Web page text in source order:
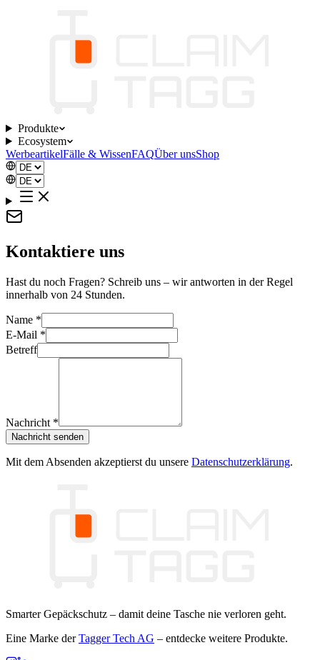
Produkte
Ecosystem
WerbeartikelFälle & WissenFAQÜber unsShop
Kontaktiere uns
Hast du noch Fragen? Schreib uns – wir antworten in der Regel
innerhalb von 24 Stunden.
Name *
E-Mail *
Betreff
Nachricht *
Nachricht senden
Mit dem Absenden akzeptierst du unsere Datenschutzerklärung.
Smarter Gepäckschutz – damit deine Tasche nie verloren geht.
Eine Marke derTagger Tech AG – entdecke weitere Produkte.